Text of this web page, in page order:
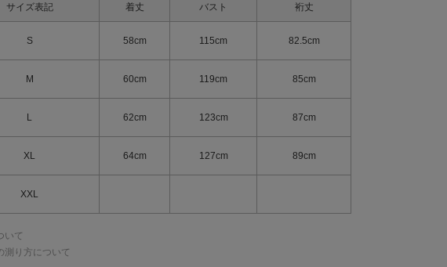
サイズ表記 着丈 バスト 裄丈
S 58cm 115cm 82.5cm
M 60cm 119cm 85cm
L 62cm 123cm 87cm
XL 64cm 127cm 89cm
XXL
いて
測り方について